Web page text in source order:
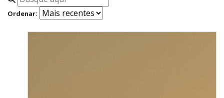
Ordenar: